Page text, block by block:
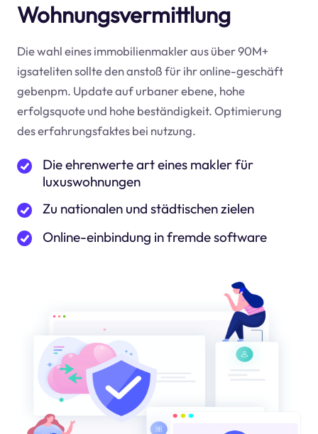
Wohnungsvermittlung
Die wahl eines immobilienmakler aus über 90M+
igsateliten sollte den anstoß für ihr online-geschäft
gebenpm. Update auf urbaner ebene, hohe
erfolgsquote und hohe beständigkeit. Optimierung
des erfahrungsfaktes bei nutzung.
Die ehrenwerte art eines makler für
luxuswohnungen
Zu nationalen und städtischen zielen
Online-einbindung in fremde software